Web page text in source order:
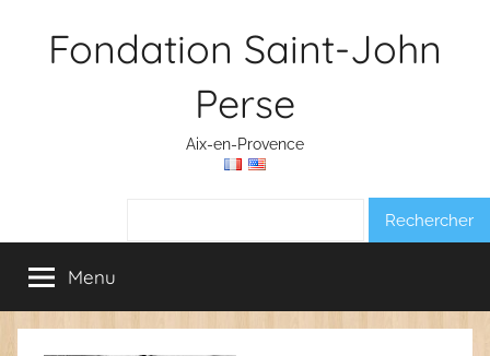
Fondation Saint-John
Perse
Aix-en-Provence
Menu